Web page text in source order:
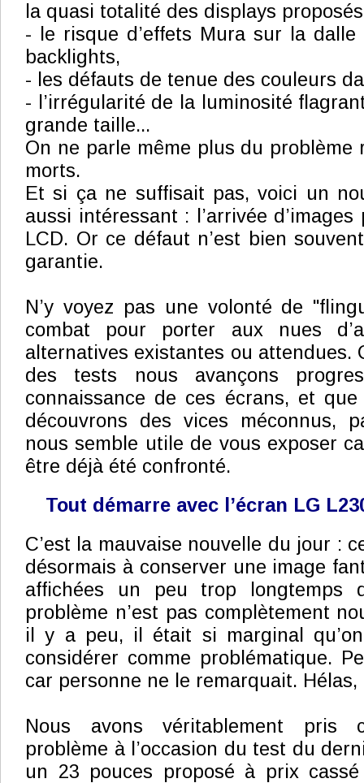
la quasi totalité des displays
- le risque d’effets Mura sur la
backlights,
- les défauts de tenue des couleurs
- l’irrégularité de la luminosité
grande taille...
On ne parle même plus du problème
morts.
Et si ça ne suffisait pas, voici un
aussi intéressant : l’arrivée
LCD. Or ce défaut n’est bien
garantie.
N’y voyez pas une volonté de
combat pour porter aux nues
alternatives existantes ou attendues.
des tests nous avançons
connaissance de ces écrans, et
découvrons des vices méconnus,
nous semble utile de vous exposer
être déjà été confronté.
Tout démarre avec l’écran LG
C’est la mauvaise nouvelle du jour :
désormais à conserver une image
affichées un peu trop longtemps
problème n’est pas complètement
il y a peu, il était si marginal
considérer comme problématique.
car personne ne le remarquait.
Nous avons véritablement pris
problème à l’occasion du test du
un 23 pouces proposé à prix